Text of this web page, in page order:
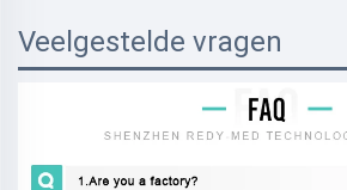
Veelgestelde vragen